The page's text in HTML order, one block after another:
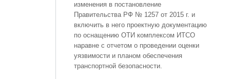
изменения в постановление
Правительства РФ № 1257 от 2015 г. и
включить в него проектную документацию
по оснащению ОТИ комплексом ИТСО
наравне с отчетом о проведении оценки
уязвимости и планом обеспечения
транспортной безопасности.